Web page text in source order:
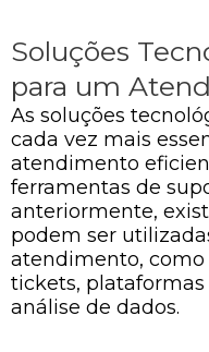
Soluções
para um
As soluções
cada vez mais
atendimento
ferramentas de
anteriormente,
podem ser
atendimento, como
tickets,
análise de dados.